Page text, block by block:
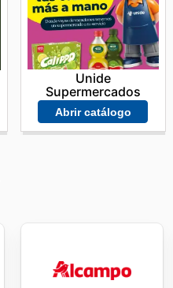
Unide
Supermercados
Abrir catálogo